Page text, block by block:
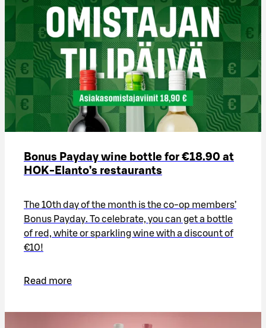
Bonus Payday wine bottle for €18.90 at
HOK-Elanto’s restaurants
The 10th day of the month is the co-op members’
Bonus Payday. To celebrate, you can get a bottle
of red, white or sparkling wine with a discount of
€10!
Read more